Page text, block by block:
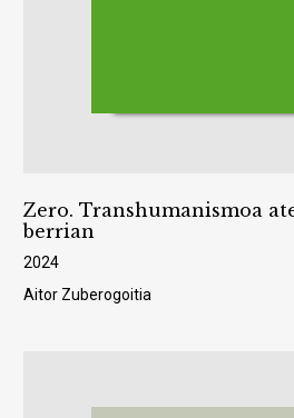
Zero. Transhumanismoa
berrian
2024
Aitor Zuberogoitia